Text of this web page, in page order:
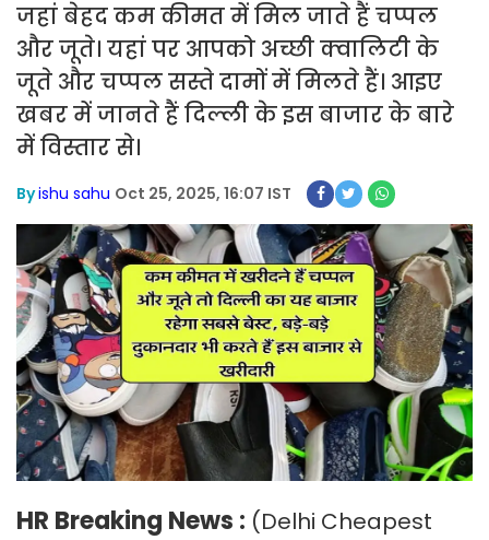
जहां बेहद कम कीमत में मिल जाते हैं चप्पल
और जूते। यहां पर आपको अच्छी क्वालिटी के
जूते और चप्पल सस्ते दामों में मिलते हैं। आइए
खबर में जानते हैं दिल्ली के इस बाजार के बारे
में विस्तार से।
Byishu sahu Oct 25, 2025, 16:07 IST
HR Breaking News : (Delhi Cheapest